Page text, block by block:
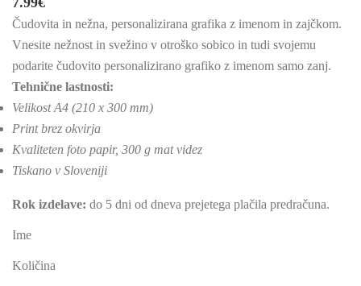
Čudovita in nežna, personalizirana grafika z imenom in zajčkom.
Vnesite nežnost in svežino v otroško sobico in tudi svojemu
podarite čudovito personalizirano grafiko z imenom samo zanj.
Tehnične lastnosti:
Velikost A4 (210 x 300 mm)
Print brez okvirja
Kvaliteten foto papir, 300 g mat videz
Tiskano v Sloveniji
Rok izdelave: do 5 dni od dneva prejetega plačila predračuna.
Ime
Količina